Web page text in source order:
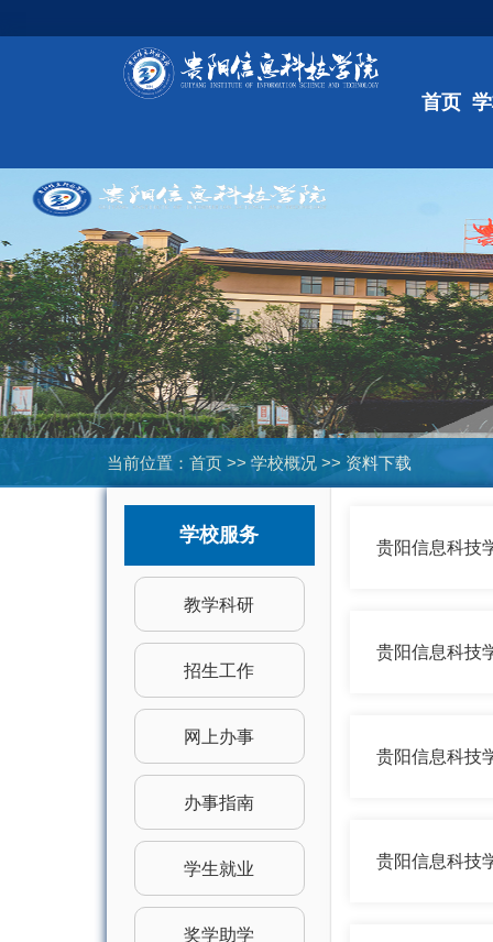
首页
当前位置： 首页>> 学校概况>> 资料下载
学校服务
教学科研
招生工作
网上办事
办事指南
学生就业
奖学助学
贵阳信息科技
贵阳信息科技
贵阳信息科技
贵阳信息科技